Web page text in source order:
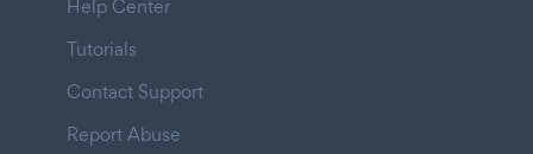
Help Center
Tutorials
Contact Support
Report Abuse